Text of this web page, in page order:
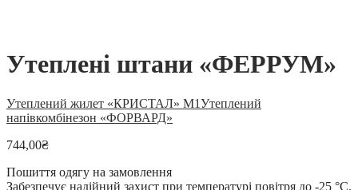
Утеплені штани «ФЕРРУМ»
Утеплений жилет «КРИСТАЛ» М1Утеплений
напівкомбінезон «ФОРВАРД»
744,00₴
Пошиття одягу на замовлення
Забезпечує надійний захист при температурі повітря до -25 °С.